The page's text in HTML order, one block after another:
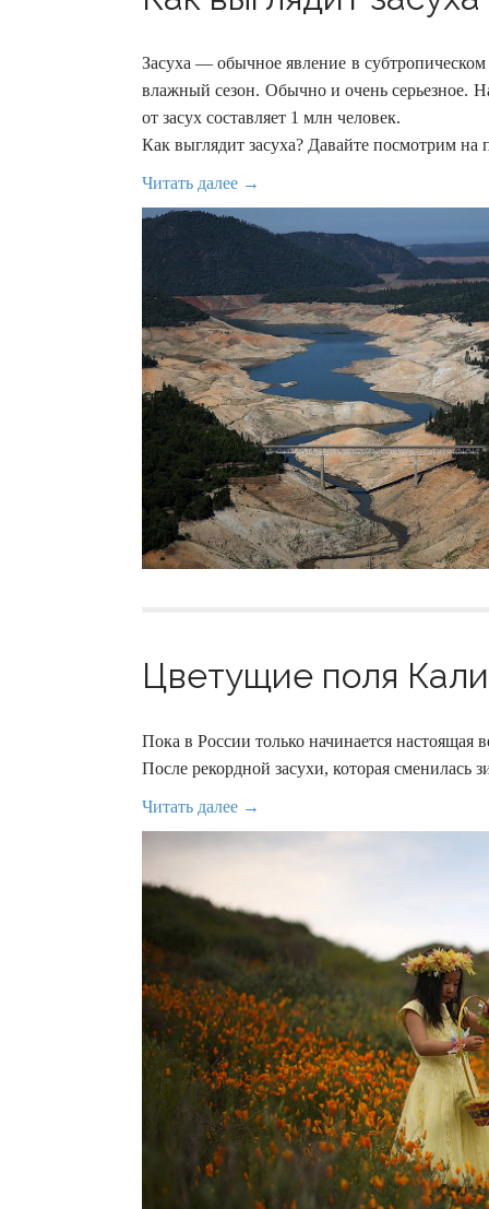
Засуха — обычное явление в
влажный сезон. Обычно и очень серьезное.
от засух составляет 1 млн человек.
Как выглядит засуха? Давайте посмотрим
Читать далее →
Цветущие поля
Пока в России только начинается настоящая
После рекордной засухи, которая
Читать далее →